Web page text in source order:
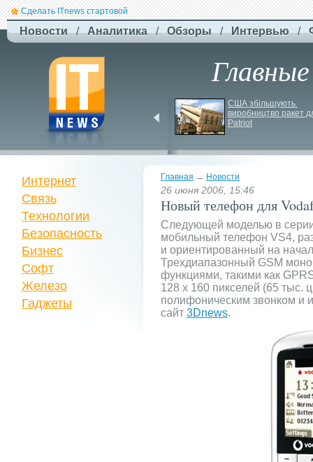
Сделать ITnews стартовой
Новости / Аналитика / Обзоры / Интервью /
ракета Kheibar Shekan
способна усложнить
работу систем ПРО
США збільшують
виробництво ракет
Patriot
Главная → Новости
26 июня 2006, 15:46
Новый телефон для
Следующей моделью в
мобильный телефон VS4,
и ориентированный на
Трехдиапазонный GSM
функциями, такими как
128 x 160 пикселей (65 тыс.
полифоническим звонком и
сайт 3Dnews.
Интернет
Связь
Технологии
Безопасность
Бизнес
Софт
Железо
Гаджеты